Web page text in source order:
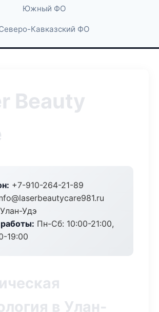
Южный ФО
Кавказский ФО
Beauty
+7-910-264-21-89
Улан-Удэ
Пн-Сб: 10:00-21:00,
19:00
в Улан-